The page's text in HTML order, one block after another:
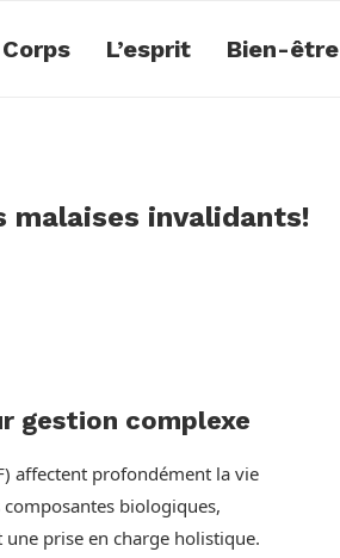
L’esprit Bien-être
malaises invalidants!
gestion complexe
affectent profondément la vie
biologiques,
prise en charge holistique.